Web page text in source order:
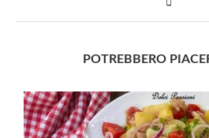
POTREBBERO